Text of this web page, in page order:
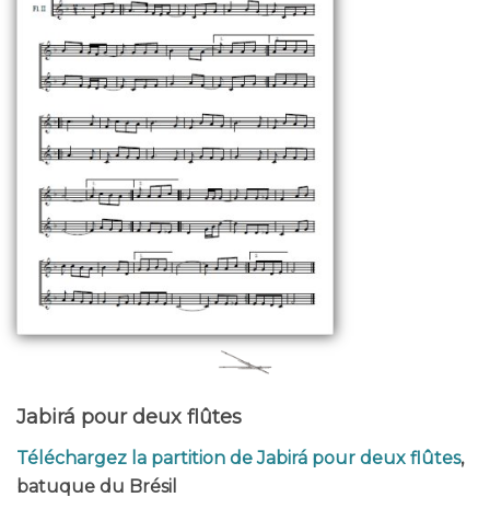
Jabirá pour deux flûtes
Téléchargez la partition de Jabirá pour deux flûtes,
batuque du Brésil